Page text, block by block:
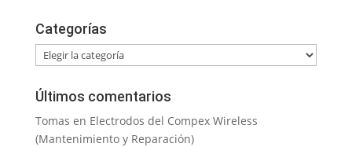
Categorías
Categorías
Últimos comentarios
Tomas en Electrodos del Compex Wireless
(Mantenimiento y Reparación)